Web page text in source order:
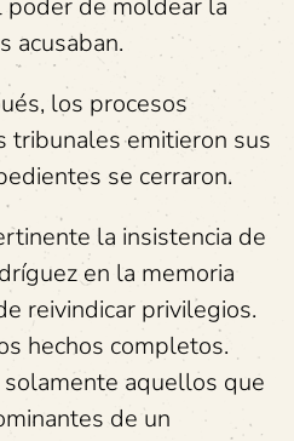
acusaban.
los procesos
tribunales emitieron sus
se cerraron.
la insistencia de
en la memoria
reivindicar privilegios.
hechos completos.
aquellos que
de un